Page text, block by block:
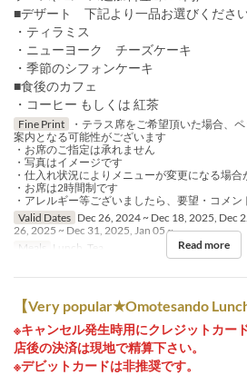
■デザート 下記より一品お選びください
・ティラミス
・ニューヨーク チーズケーキ
・季節のシフォンケーキ
■食後のカフェ
・コーヒー もしくは 紅茶
Fine Print
・テラス席をご希望頂いた場合、
案内となる可能性がございます
・お席のご指定は承れません
・写真はイメージです
・仕入れ状況によりメニューが変更になる場合
・お席は2時間制です
・アレルギー等ございましたら、要望・コメ
Valid Dates Dec 26, 2024 ~ Dec 18, 2025, Dec
26, 2025 ~ Dec 31, 2025, Jan 05 ~
Meals
Lunch, Tea Read more
【Very popular★Omotesando
※キャンセル発生時用にクレジットカー
店後の決済は現地で精算下さい。
※デビットカードは非推奨です。